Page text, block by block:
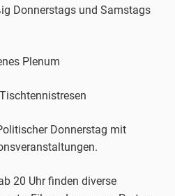
Donnerstags und Samstags
Plenum
Tischtennistresen
Donnerstag mit
20 Uhr finden diverse